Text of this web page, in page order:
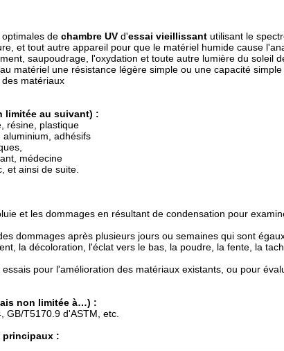
de chambre UV d'essai vieillissant utilisant le
et tout autre appareil pour que le matériel humide cause
saupoudrage, l'oxydation et toute autre lumière du soleil
matériel une résistance légère simple ou une capacité
matériaux
limitée au suivant) :
résine, plastique
adhésifs
médecine
et ainsi de suite.
et les dommages en résultant de condensation pour
dommages après plusieurs jours ou semaines qui sont
la décoloration, l'éclat vers le bas, la poudre, la fente, la
pour l'amélioration des matériaux existants, ou pour
non limitée à…) :
GB/T5170.9 d'ASTM, etc.
principaux :